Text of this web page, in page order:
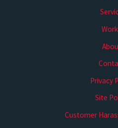
Privacy
Site
Customer